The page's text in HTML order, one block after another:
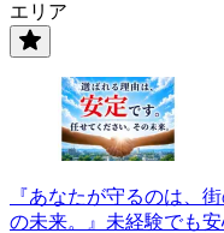
エリア
『あなたが守るのは、
の未来。』未経験でも